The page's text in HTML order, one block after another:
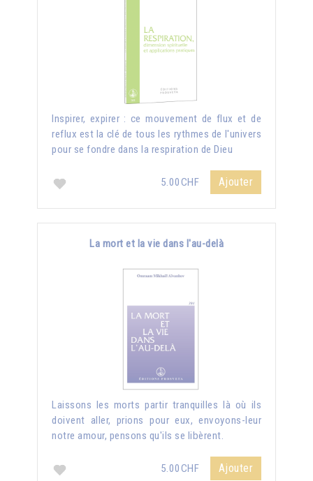
Inspirer, expirer : ce mouvement de flux et de
reflux est la clé de tous les rythmes de l'univers
pour se fondre dans la respiration de Dieu
5.00CHF Ajouter
La mort et la vie dans l'au-delà
Laissons les morts partir tranquilles là où ils
doivent aller, prions pour eux, envoyons-leur
notre amour, pensons qu'ils se libèrent.
5.00CHF Ajouter